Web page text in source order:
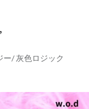
ー/ 灰色ロジック